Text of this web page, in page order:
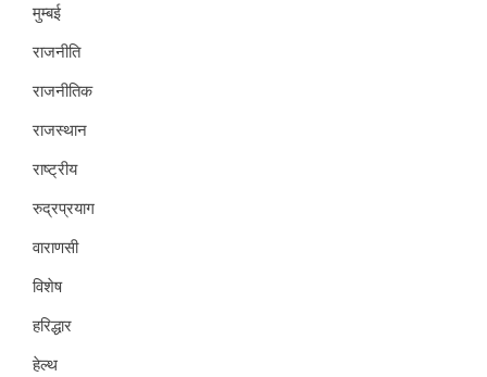
मुम्बई
राजनीति
राजनीतिक
राजस्थान
राष्ट्रीय
रुद्रप्रयाग
वाराणसी
विशेष
हरिद्धार
हेल्थ